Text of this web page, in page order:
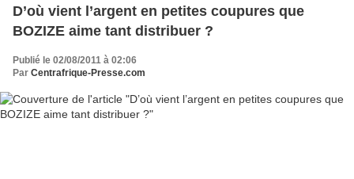
D’où vient l’argent en petites coupures que
BOZIZE aime tant distribuer ?
Publié le 02/08/2011 à 02:06
Par Centrafrique-Presse.com